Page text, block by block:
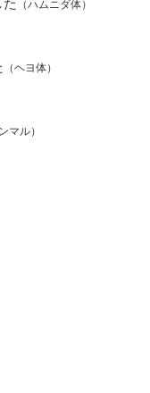
た （ハムニダ体）
（ヘヨ体）
マル）